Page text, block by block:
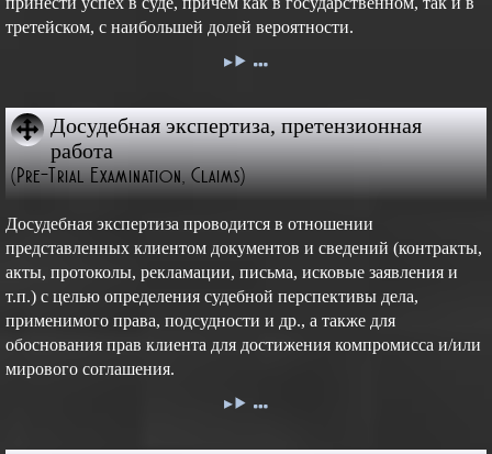
третейском, с наибольшей долей вероятности.
Досудебная экспертиза, претензионная
работа
(Pre-Trial Examination, Claims)
Досудебная экспертиза проводится в отношении
представленных клиентом документов и сведений (контракты,
акты, протоколы, рекламации, письма, исковые заявления и
т.п.) с целью определения судебной перспективы дела,
применимого права, подсудности и др., а также для
обоснования прав клиента для достижения компромисса и/или
мирового соглашения.